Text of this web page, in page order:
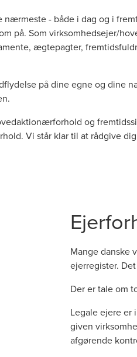
- både i dag og i
på. Som virksomhedsejer/
ægtepagter,
på dine egne og dine
og
Vi står klar til at rådgive
Mange danske
ejerregister.
Der er tale om
Legale ejere er
given
afgørende